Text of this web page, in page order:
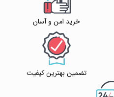
خرید امن و آسان
تضمین بهترین کیفیت